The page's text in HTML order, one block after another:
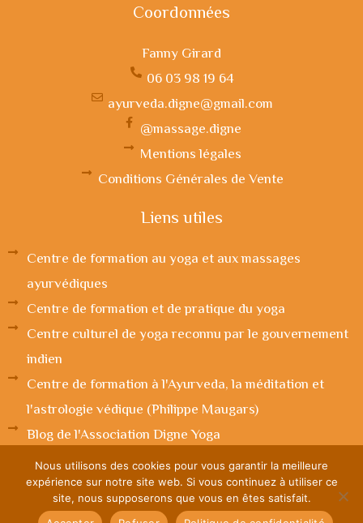
Coordonnées
Fanny Girard
06 03 98 19 64
ayurveda.digne@gmail.com
@massage.digne
Mentions légales
Conditions Générales de Vente
Liens utiles
Centre de formation au yoga et aux massages
ayurvédiques
Centre de formation et de pratique du yoga
Centre culturel de yoga reconnu par le gouvernement
indien
Centre de formation à l'Ayurveda, la méditation et
l'astrologie védique (Philippe Maugars)
Blog de l'Association Digne Yoga
Réalisé parPulse Online| Copyright © 2025Fanny Girard
Tous droits réservés.
Nous utilisons des cookies pour vous garantir la meilleure
expérience sur notre site web. Si vous continuez à utiliser ce
site, nous supposerons que vous en êtes satisfait.